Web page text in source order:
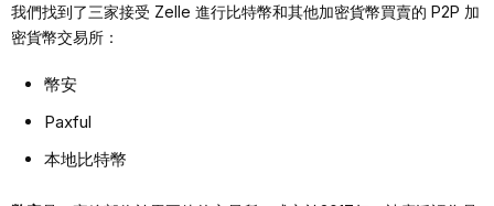
我們找到了三家接受 Zelle 進行比特幣和其他加密貨幣買賣的 P2P 加
密貨幣交易所：
幣安
Paxful
本地比特幣